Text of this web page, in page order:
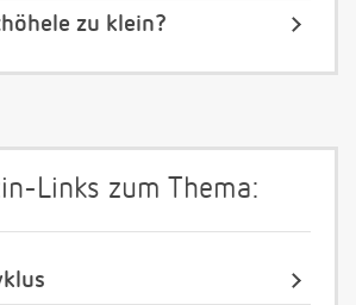
zu klein?
Links zum Thema: